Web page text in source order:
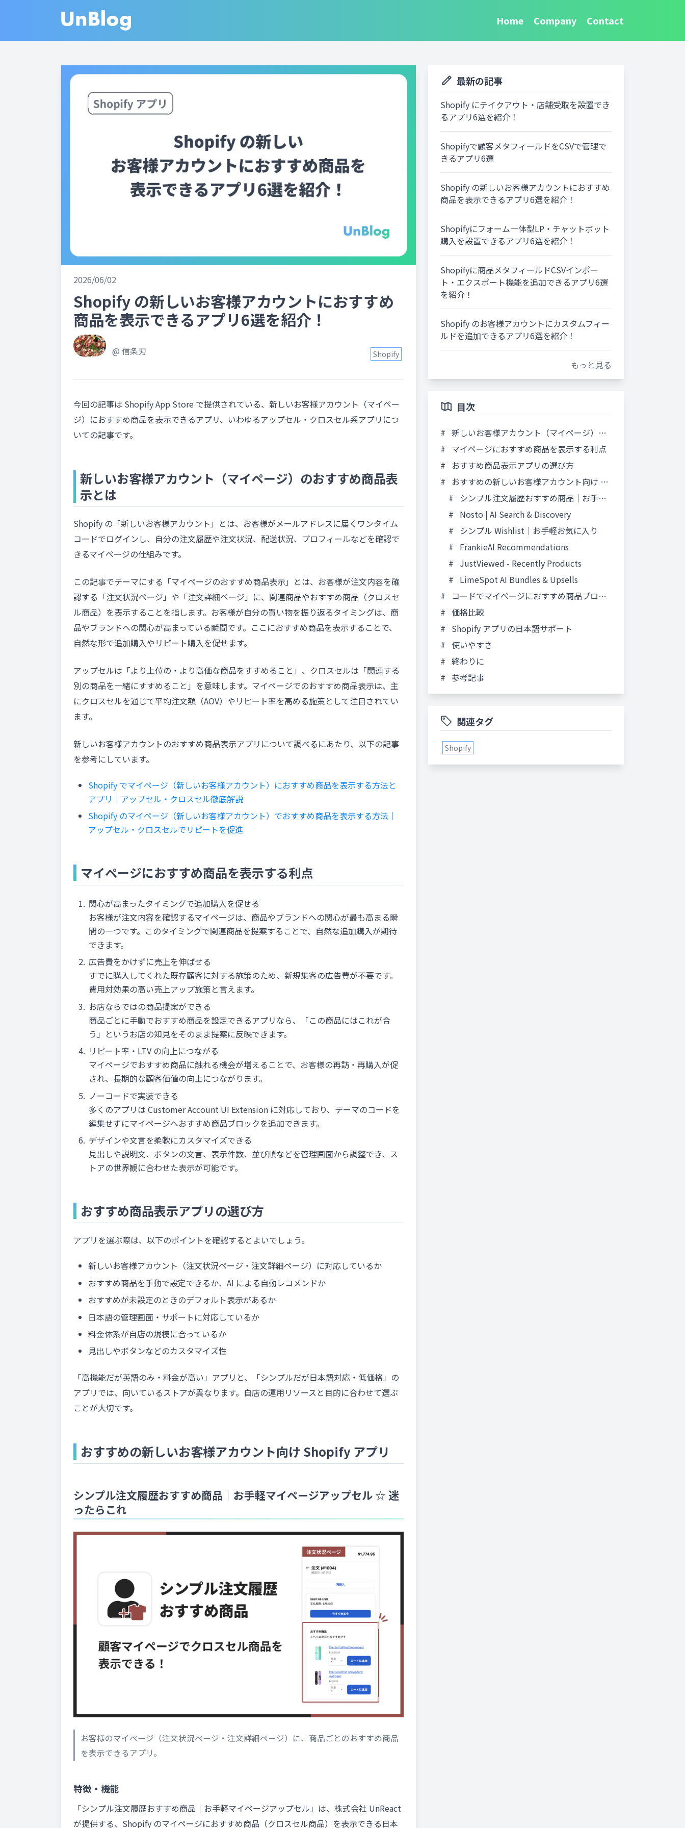
Home Company Contact
2026/06/02
Shopify の新しいお客様アカウントにおすすめ
商品を表示できるアプリ6選を紹介！
@ 信条刃 Shopify
今回の記事は Shopify App Store で提供されている、新しいお客様アカウント（マイペー
ジ）におすすめ商品を表示できるアプリ、いわゆるアップセル・クロスセル系アプリにつ
いての記事です。
新しいお客様アカウント（マイページ）のおすすめ商品表
示とは
Shopify の「新しいお客様アカウント」とは、お客様がメールアドレスに届くワンタイム
コードでログインし、自分の注文履歴や注文状況、配送状況、プロフィールなどを確認で
きるマイページの仕組みです。
この記事でテーマにする「マイページのおすすめ商品表示」とは、お客様が注文内容を確
認する「注文状況ページ」や「注文詳細ページ」に、関連商品やおすすめ商品（クロスセ
ル商品）を表示することを指します。お客様が自分の買い物を振り返るタイミングは、商
品やブランドへの関心が高まっている瞬間です。ここにおすすめ商品を表示することで、
自然な形で追加購入やリピート購入を促せます。
アップセルは「より上位の・より高価な商品をすすめること」、クロスセルは「関連する
別の商品を一緒にすすめること」を意味します。マイページでのおすすめ商品表示は、主
にクロスセルを通じて平均注文額（AOV）やリピート率を高める施策として注目されてい
ます。
新しいお客様アカウントのおすすめ商品表示アプリについて調べるにあたり、以下の記事
を参考にしています。
Shopify でマイページ（新しいお客様アカウント）におすすめ商品を表示する方法と
アプリ｜アップセル・クロスセル徹底解説
Shopify のマイページ（新しいお客様アカウント）でおすすめ商品を表示する方法｜
アップセル・クロスセルでリピートを促進
マイページにおすすめ商品を表示する利点
関心が高まったタイミングで追加購入を促せる
お客様が注文内容を確認するマイページは、商品やブランドへの関心が最も高まる瞬
間の一つです。このタイミングで関連商品を提案することで、自然な追加購入が期待
できます。
広告費をかけずに売上を伸ばせる
すでに購入してくれた既存顧客に対する施策のため、新規集客の広告費が不要です。
費用対効果の高い売上アップ施策と言えます。
お店ならではの商品提案ができる
商品ごとに手動でおすすめ商品を設定できるアプリなら、「この商品にはこれが合
う」というお店の知見をそのまま提案に反映できます。
リピート率・LTV の向上につながる
マイページでおすすめ商品に触れる機会が増えることで、お客様の再訪・再購入が促
され、長期的な顧客価値の向上につながります。
ノーコードで実装できる
多くのアプリは Customer Account UI Extension に対応しており、テーマのコードを
編集せずにマイページへおすすめ商品ブロックを追加できます。
デザインや文言を柔軟にカスタマイズできる
見出しや説明文、ボタンの文言、表示件数、並び順などを管理画面から調整でき、ス
トアの世界観に合わせた表示が可能です。
おすすめ商品表示アプリの選び方
アプリを選ぶ際は、以下のポイントを確認するとよいでしょう。
新しいお客様アカウント（注文状況ページ・注文詳細ページ）に対応しているか
おすすめ商品を手動で設定できるか、AI による自動レコメンドか
おすすめが未設定のときのデフォルト表示があるか
日本語の管理画面・サポートに対応しているか
料金体系が自店の規模に合っているか
見出しやボタンなどのカスタマイズ性
「高機能だが英語のみ・料金が高い」アプリと、「シンプルだが日本語対応・低価格」の
アプリでは、向いているストアが異なります。自店の運用リソースと目的に合わせて選ぶ
ことが大切です。
おすすめの新しいお客様アカウント向け Shopify アプリ
シンプル注文履歴おすすめ商品｜お手軽マイページアップセル ☆ 迷
ったらこれ
お客様のマイページ（注文状況ページ・注文詳細ページ）に、商品ごとのおすすめ商品
を表示できるアプリ。
特徴・機能
「シンプル注文履歴おすすめ商品｜お手軽マイページアップセル」は、株式会社 UnReact
が提供する、Shopify のマイページにおすすめ商品（クロスセル商品）を表示できる日本
最新の記事
Shopify にテイクアウト・店舗受取を設置でき
るアプリ6選を紹介！
Shopifyで顧客メタフィールドをCSVで管理で
きるアプリ6選
Shopify の新しいお客様アカウントにおすすめ
商品を表示できるアプリ6選を紹介！
Shopifyにフォーム一体型LP・チャットボット
購入を設置できるアプリ6選を紹介！
Shopifyに商品メタフィールドCSVインポー
ト・エクスポート機能を追加できるアプリ6選
を紹介！
Shopify のお客様アカウントにカスタムフィー
ルドを追加できるアプリ6選を紹介！
もっと見る
目次
# 新しいお客様アカウント（マイページ）のおすすめ商品表示とは
# マイページにおすすめ商品を表示する利点
# おすすめ商品表示アプリの選び方
# おすすめの新しいお客様アカウント向け Shopify アプリ
#
シンプル注文履歴おすすめ商品｜お手軽マイページアップセル ☆ 迷ったらこれ
# Nosto | AI Search & Discovery
#
シンプル Wishlist｜お手軽お気に入り
# FrankieAI Recommendations
# JustViewed ‑ Recently Products
# LimeSpot AI Bundles & Upsells
#
コードでマイページにおすすめ商品ブロックを実装する場合
# 価格比較
# Shopify アプリの日本語サポート
# 使いやすさ
# 終わりに
# 参考記事
関連タグ
Shopify